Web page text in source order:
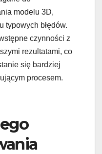
modelu 3D,
typowych błędów.
czynności z
rezultatami, co
się bardziej
procesem.